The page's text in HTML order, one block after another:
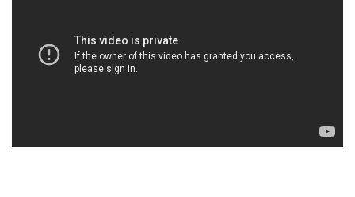
26-jarige artiest (Omri Tindal) is met vlag en wimpel door de
"Blind Auditions" gekomen met de song "Dedication to my ex -
Lloyd" ook bekend als (the pussy song) en wist zich vervolgens